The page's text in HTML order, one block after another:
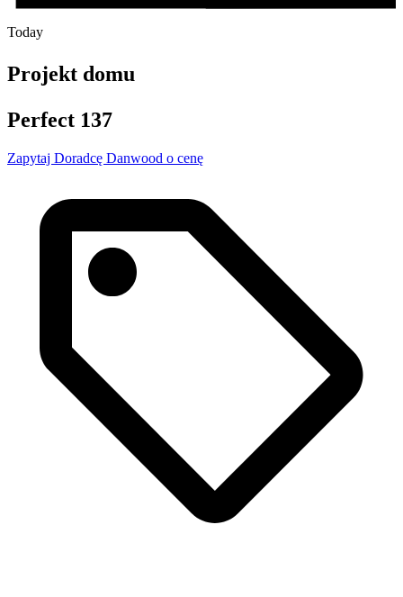
Today
Projekt domu
Perfect 137
Zapytaj Doradcę Danwood o cenę